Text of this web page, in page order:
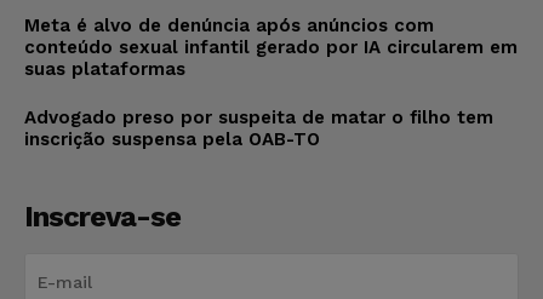
Meta é alvo de denúncia após anúncios com
conteúdo sexual infantil gerado por IA circularem em
suas plataformas
Advogado preso por suspeita de matar o filho tem
inscrição suspensa pela OAB-TO
Inscreva-se